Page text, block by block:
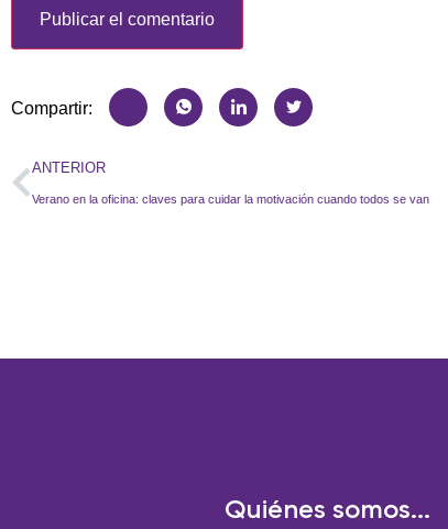
Compartir:
ANTERIOR
Verano en la oficina: claves para cuidar la motivación cuando todos se van
Quiénes somos...